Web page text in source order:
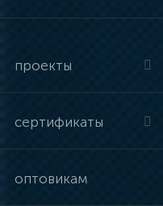
проекты
сертификаты
оптовикам